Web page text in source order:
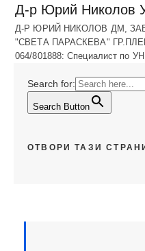
Д-р Юрий Николов
Д-Р ЮРИЙ НИКОЛОВ ДМ,
"СВЕТА ПАРАСКЕВА"
064/801888: Специалист по
Search for:
Search Button
ОТВОРИ ТАЗИ